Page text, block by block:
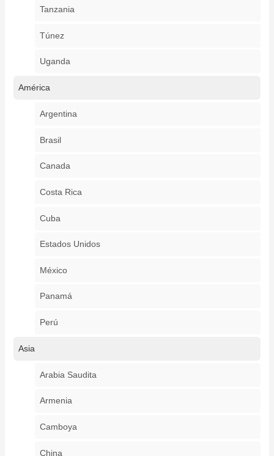
Tanzania
Túnez
Uganda
América
Argentina
Brasil
Canada
Costa Rica
Cuba
Estados Unidos
México
Panamá
Perú
Asia
Arabia Saudita
Armenia
Camboya
China